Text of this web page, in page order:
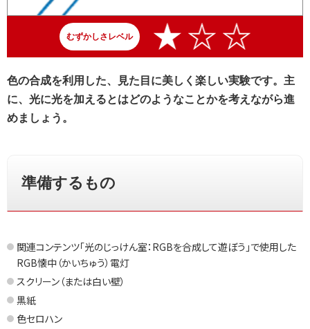
むずかしさレベル
色の合成を利用した、見た目に美しく楽しい実験です。主
に、光に光を加えるとはどのようなことかを考えながら進
めましょう。
準備するもの
関連コンテンツ「光のじっけん室：RGBを合成して遊ぼう」で使用した
RGB懐中（かいちゅう）電灯
スクリーン（または白い壁）
黒紙
色セロハン